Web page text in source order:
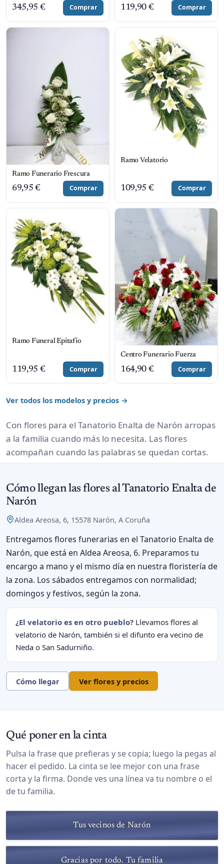
345,95 € Comprar 119,90 € Comprar
Ramo Funerario Frescura
69,95 € Comprar
Ramo Velatorio
109,95 € Comprar
Ramo Funeral Epitafio
119,95 € Comprar
Centro Funerario Fuerza
164,90 € Comprar
Ver todos los modelos y precios →
Con flores para el Tanatorio Enalta de Narón arropas
a la familia cuando más lo necesita. Las flores
acompañan cuando las palabras se quedan cortas.
Cómo llegan las flores al Tanatorio Enalta de
Narón
Aldea Areosa, 6, 15578 Narón, A Coruña
Entregamos flores funerarias en el Tanatorio Enalta de
Narón, que está en Aldea Areosa, 6. Preparamos tu
encargo a mano y el mismo día en nuestra floristería de
la zona. Los sábados entregamos con normalidad;
domingos y festivos, según la zona.
¿El velatorio es en otro pueblo? Llevamos flores al
velatorio de Narón, también si el difunto era vecino de
Neda o San Sadurniño.
Cómo llegar Ver flores y precios
Qué poner en la cinta
Pulsa la frase que prefieras y se copia; luego la pegas al
hacer el pedido. La cinta se lee mejor con una frase
corta y la firma. Donde ves una línea va tu nombre o el
de tu familia.
Tus vecinos de Narón
Gracias por todo. Tu familia